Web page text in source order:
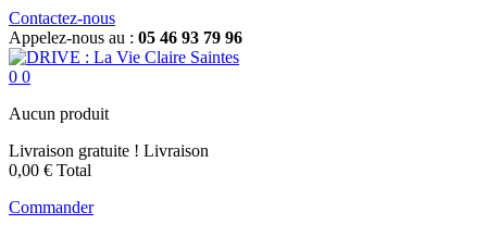
Contactez-nous
Appelez-nous au : 05 46 93 79 96
0 0
Aucun produit
Livraison gratuite ! Livraison
0,00 € Total
Commander